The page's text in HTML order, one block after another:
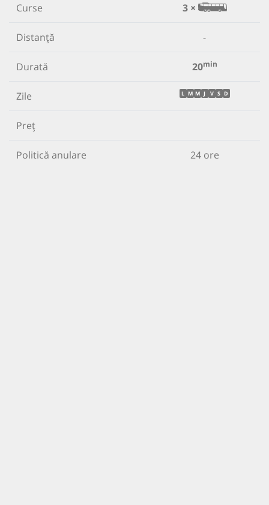
Curse 3 ×
Distanță -
Durată 20min
Zile L M M J V S D
Preț
Politică anulare 24 ore